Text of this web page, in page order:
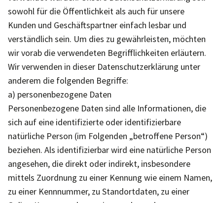
sowohl für die Öffentlichkeit als auch für unsere
Kunden und Geschäftspartner einfach lesbar und
verständlich sein. Um dies zu gewährleisten, möchten
wir vorab die verwendeten Begrifflichkeiten erläutern.
Wir verwenden in dieser Datenschutzerklärung unter
anderem die folgenden Begriffe:
a) personenbezogene Daten
Personenbezogene Daten sind alle Informationen, die
sich auf eine identifizierte oder identifizierbare
natürliche Person (im Folgenden „betroffene Person“)
beziehen. Als identifizierbar wird eine natürliche Person
angesehen, die direkt oder indirekt, insbesondere
mittels Zuordnung zu einer Kennung wie einem Namen,
zu einer Kennnummer, zu Standortdaten, zu einer